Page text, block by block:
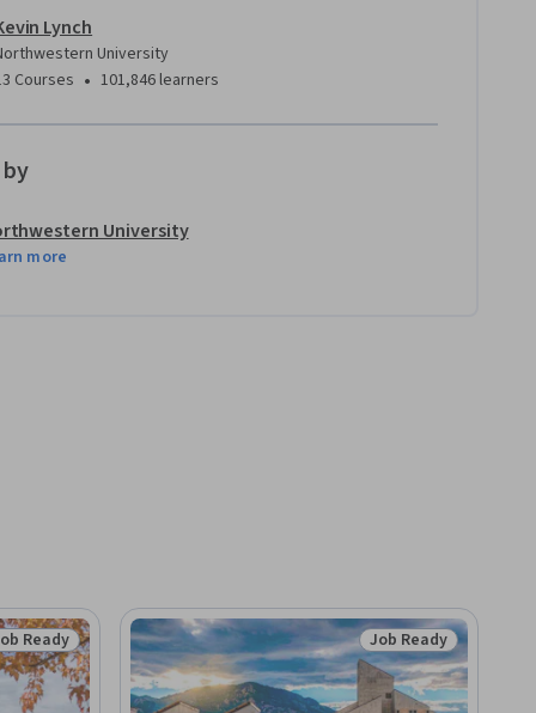
Lynch
University
Courses • 101,846 learners
University
more
Job Ready
Ready Status: Job Ready
Job Ready